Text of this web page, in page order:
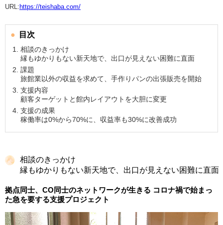
URL: https://teishaba.com/
目次
相談のきっかけ
縁もゆかりもない新天地で、出口が見えない困難に直面
課題
旅館業以外の収益を求めて、手作りパンの出張販売を開始
支援内容
顧客ターゲットと館内レイアウトを大胆に変更
支援の成果
稼働率は0%から70%に、収益率も30%に改善成功
相談のきっかけ
縁もゆかりもない新天地で、出口が見えない困難に直面
拠点同士、CO同士のネットワークが生きる コロナ禍で始まっ
た急を要する支援プロジェクト